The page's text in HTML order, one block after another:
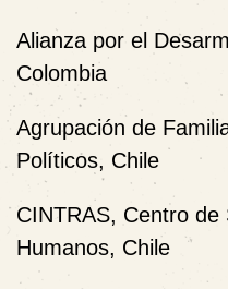
Alianza por el
Colombia
Agrupación de
Políticos, Chile
CINTRAS, Centro
Humanos, Chile